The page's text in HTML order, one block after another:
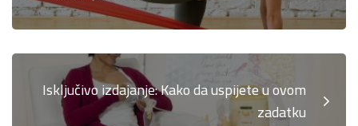
Isključivo izdajanje: Kako da uspijete u ovom
zadatku